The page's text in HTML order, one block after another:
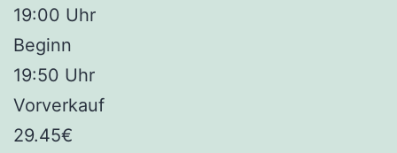
19:00 Uhr
Beginn
19:50 Uhr
Vorverkauf
29.45€